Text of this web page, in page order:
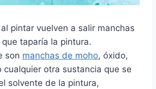
pintar vuelven a salir manchas
taparía la pintura.
son manchas de moho, óxido,
cualquier otra sustancia que se
solvente de la pintura,